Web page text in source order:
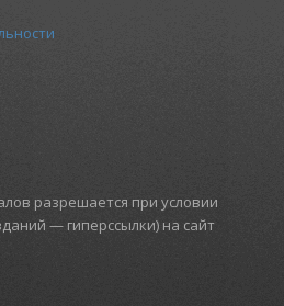
разрешается при условии
— гиперссылки) на сайт